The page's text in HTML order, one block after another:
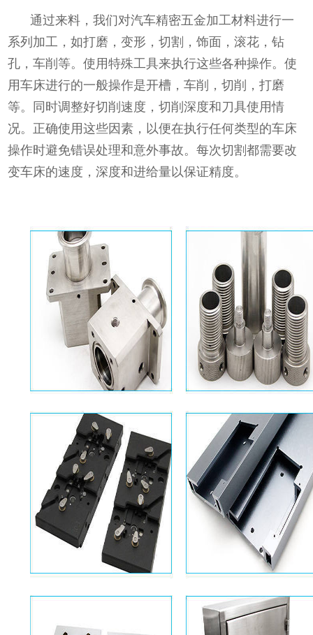
通过来料，我们对汽车精密五金加工材料进行一
系列加工，如打磨，变形，切割，饰面，滚花，钻
孔，车削等。使用特殊工具来执行这些各种操作。使
用车床进行的一般操作是开槽，车削，切削，打磨
等。
同时调整好切削速度，切削深度和刀具使用情
况。正确使用这些因素，以便在执行任何类型的车床
操作时避免错误处理和意外事故。每次切割都需要改
变车床的速度，深度和进给量以保证精度。